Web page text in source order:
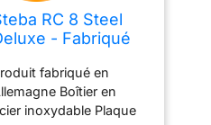
RC 8 Steel
- Fabriqué
de cuisson
en acier
(29,5 x
fabriqué en
Boîtier en
inoxydable Plaque